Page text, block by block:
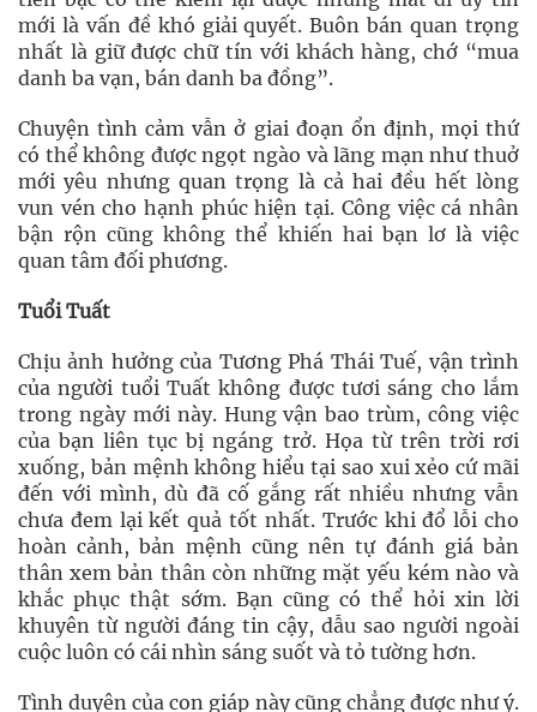
mới là vấn đề khó giải quyết. Buôn bán quan trọng
nhất là giữ được chữ tín với khách hàng, chớ “mua
danh ba vạn, bán danh ba đồng”.
Chuyện tình cảm vẫn ở giai đoạn ổn định, mọi thứ
có thể không được ngọt ngào và lãng mạn như thuở
mới yêu nhưng quan trọng là cả hai đều hết lòng
vun vén cho hạnh phúc hiện tại. Công việc cá nhân
bận rộn cũng không thể khiến hai bạn lơ là việc
quan tâm đối phương.
Tuổi Tuất
Chịu ảnh hưởng của Tương Phá Thái Tuế, vận trình
của người tuổi Tuất không được tươi sáng cho lắm
trong ngày mới này. Hung vận bao trùm, công việc
của bạn liên tục bị ngáng trở. Họa từ trên trời rơi
xuống, bản mệnh không hiểu tại sao xui xẻo cứ mãi
đến với mình, dù đã cố gắng rất nhiều nhưng vẫn
chưa đem lại kết quả tốt nhất. Trước khi đổ lỗi cho
hoàn cảnh, bản mệnh cũng nên tự đánh giá bản
thân xem bản thân còn những mặt yếu kém nào và
khắc phục thật sớm. Bạn cũng có thể hỏi xin lời
khuyên từ người đáng tin cậy, dẫu sao người ngoài
cuộc luôn có cái nhìn sáng suốt và tỏ tường hơn.
Tình duyên của con giáp này cũng chẳng được như ý.